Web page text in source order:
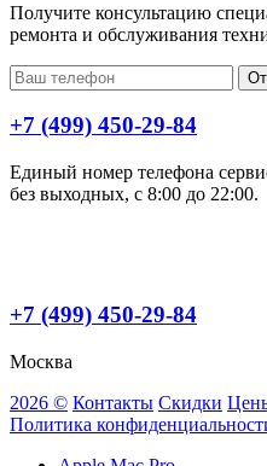
Получите консультацию
ремонта и обслуживания
+7 (499) 450-29-84
Единый номер телефона
без выходных, с 8:00 до 22:00.
+7 (499) 450-29-84
Москва
2026 © Контакты Скидки
Политика